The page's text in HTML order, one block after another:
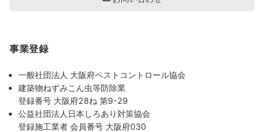
事業登録
一般社団法人 大阪府ペストコントロール協会
建築物ねずみこん虫等防除業
登録番号 大阪府28ね 第9-29
公益社団法人日本しろあり対策協会
登録施工業者 会員番号 大阪府030